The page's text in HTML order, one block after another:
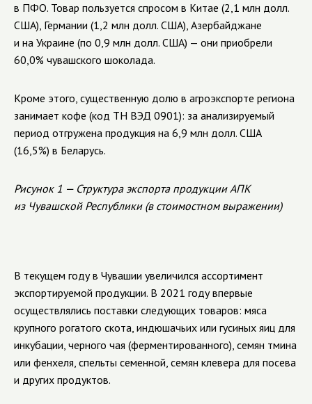
в ПФО. Товар пользуется спросом в Китае (2,1 млн долл.
США), Германии (1,2 млн долл. США), Азербайджане
и на Украине (по 0,9 млн долл. США) — они приобрели
60,0% чувашского шоколада.
Кроме этого, существенную долю в агроэкспорте региона
занимает кофе (код ТН ВЭД 0901): за анализируемый
период отгружена продукция на 6,9 млн долл. США
(16,5%) в Беларусь.
Рисунок 1 — Структура экспорта продукции АПК
из Чувашской Республики (в стоимостном выражении)
В текущем году в Чувашии увеличился ассортимент
экспортируемой продукции. В 2021 году впервые
осуществлялись поставки следующих товаров: мяса
крупного рогатого скота, индюшачьих или гусиных яиц для
инкубации, черного чая (ферментированного), семян тмина
или фенхеля, спельты семенной, семян клевера для посева
и других продуктов.